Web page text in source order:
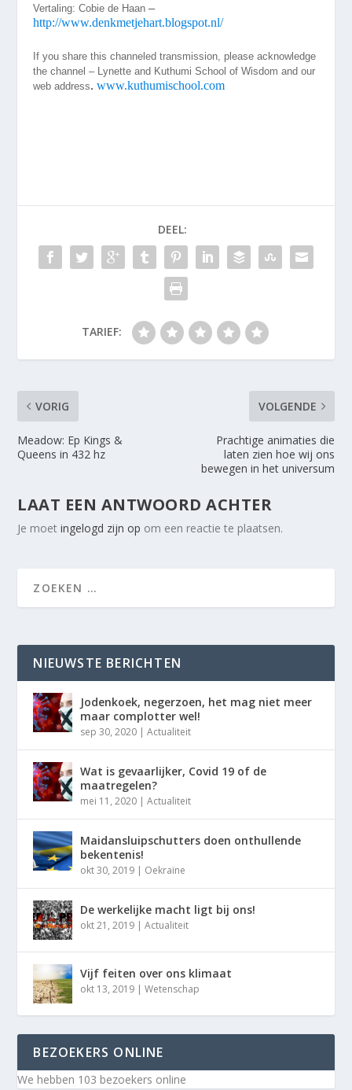
Vertaling: Cobie de Haan–
http://www.denkmetjehart.blogspot.nl/
If you share this channeled transmission, please acknowledge
the channel – Lynette and Kuthumi School of Wisdom and our
web address.www.kuthumischool.com
DEEL:
TARIEF:
VORIG
Meadow: Ep Kings &
Queens in 432 hz
VOLGENDE
Prachtige animaties die
laten zien hoe wij ons
bewegen in het universum
LAAT EEN ANTWOORD ACHTER
Je moetingelogd zijn op om een reactie te plaatsen.
NIEUWSTE BERICHTEN
Jodenkoek, negerzoen, het mag niet meer
maar complotter wel!
sep 30, 2020 |Actualiteit
Wat is gevaarlijker, Covid 19 of de
maatregelen?
mei 11, 2020 |Actualiteit
Maidansluipschutters doen onthullende
bekentenis!
okt 30, 2019 | Oekraïne
De werkelijke macht ligt bij ons!
okt 21, 2019 |Actualiteit
Vijf feiten over ons klimaat
okt 13, 2019 |Wetenschap
BEZOEKERS ONLINE
We hebben 103 bezoekers online